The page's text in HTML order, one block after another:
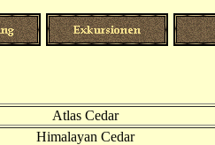
Atlas Cedar
Himalayan Cedar